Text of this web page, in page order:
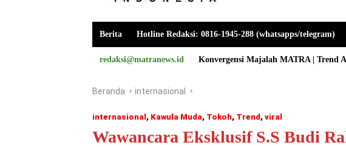
Berita Hotline Redaksi: 0816-1945-288 (whatsapps/telegram)
redaksi@matranews.id Konvergensi Majalah MATRA | Trend
Beranda internasional
internasional , Kawula Muda, Tokoh, Trend , viral
Wawancara Eksklusif S.S Budi